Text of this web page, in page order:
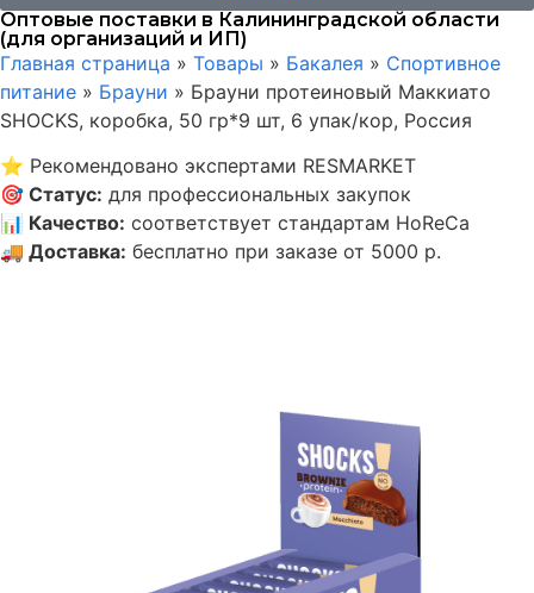
Оптовые поставки в Калининградской области
(для организаций и ИП)
Главная страница » Товары » Бакалея » Спортивное
питание » Брауни » Брауни протеиновый Маккиато
SHOCKS, коробка, 50 гр*9 шт, 6 упак/кор, Россия
⭐ Рекомендовано экспертами RESMARKET
🎯 Статус: для профессиональных закупок
📊 Качество: соответствует стандартам HoReCa
🚚 Доставка: бесплатно при заказе от 5000 р.